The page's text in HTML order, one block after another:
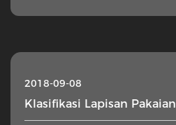
2018-09-08
Klasifikasi Lapisan Pakaian